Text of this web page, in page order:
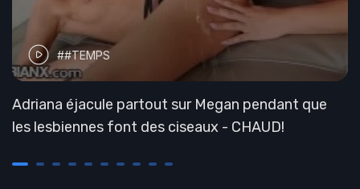
##TEMPS
Adriana éjacule partout sur Megan pendant que
les lesbiennes font des ciseaux - CHAUD!